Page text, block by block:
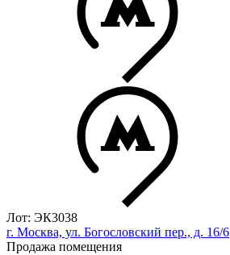
Лот: ЭК3038
г. Москва, ул. Богословский пер., д. 16/6
Продажа помещения